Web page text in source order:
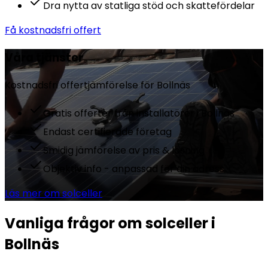
Dra nytta av statliga stöd och skattefördelar
Få kostnadsfri offert
Våra tjänster
Kostnadsfri offertjämförelse för Bollnäs
Gratis offerter från installatörer i Bollnäs
Endast certifierade företag
Smidig jämförelse av pris & lösning
Objektiv info - anpassad för din adress
Läs mer om solceller
Vanliga frågor om solceller i
Bollnäs